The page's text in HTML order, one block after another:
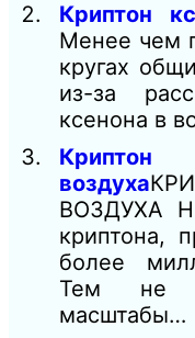
Криптон
Менее чем
кругах
из-за
ксенона в
воздуха
ВОЗДУХА
криптона,
более
Тем не
масштабы…